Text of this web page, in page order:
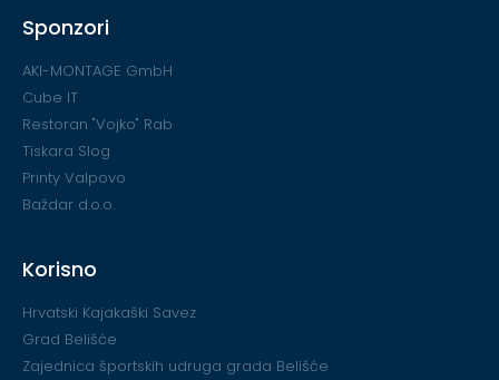
Sponzori
AKI-MONTAGE GmbH
Cube IT
Restoran "Vojko" Rab
Tiskara Slog
Printy Valpovo
Baždar d.o.o.
Korisno
Hrvatski Kajakaški Savez
Grad Belišće
Zajednica športskih udruga grada Belišće